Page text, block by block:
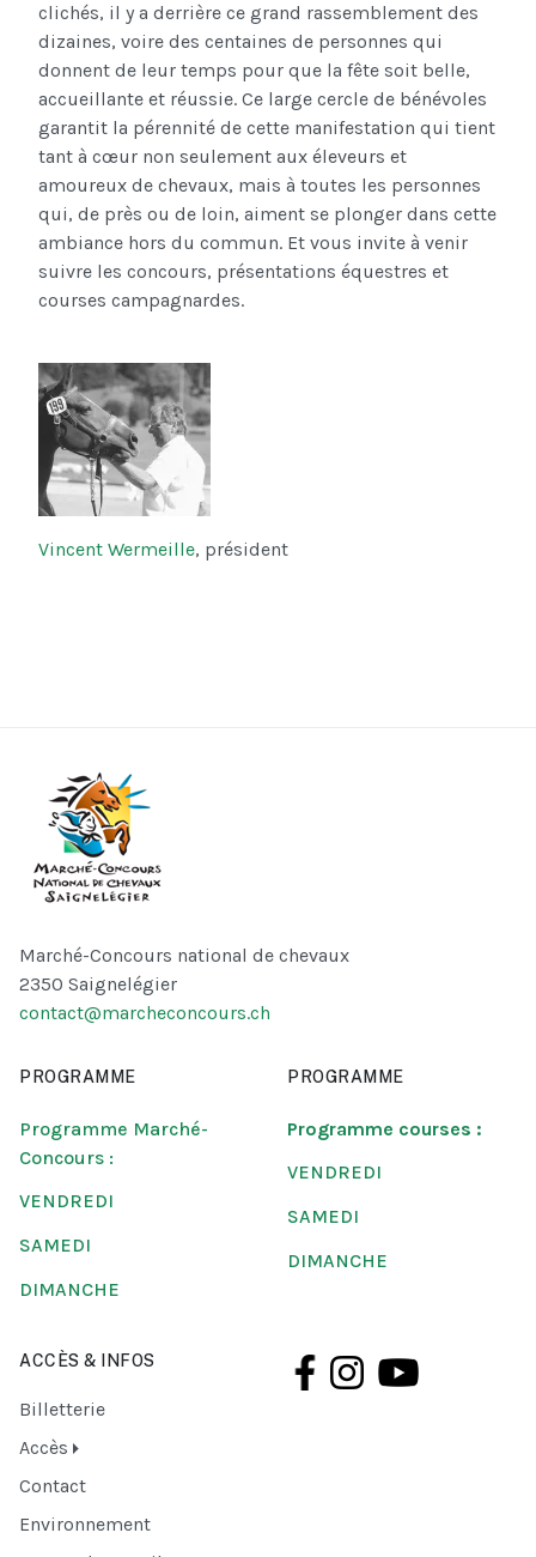
clichés, il y a derrière ce grand rassemblement des
dizaines, voire des centaines de personnes qui
donnent de leur temps pour que la fête soit belle,
accueillante et réussie. Ce large cercle de bénévoles
garantit la pérennité de cette manifestation qui tient
tant à cœur non seulement aux éleveurs et
amoureux de chevaux, mais à toutes les personnes
qui, de près ou de loin, aiment se plonger dans cette
ambiance hors du commun. Et vous invite à venir
suivre les concours, présentations équestres et
courses campagnardes.
Vincent Wermeille, président
Marché-Concours national de chevaux
2350 Saignelégier
contact@marcheconcours.ch
PROGRAMME
Programme Marché-
Concours :
VENDREDI
SAMEDI
DIMANCHE
PROGRAMME
Programme courses :
VENDREDI
SAMEDI
DIMANCHE
ACCÈS & INFOS
Billetterie
Accès
Contact
Environnement